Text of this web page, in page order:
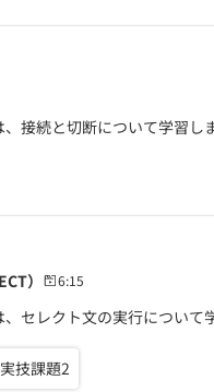
接続と切断について学習しま
） 6:15
セレクト文の実行について
実技課題2